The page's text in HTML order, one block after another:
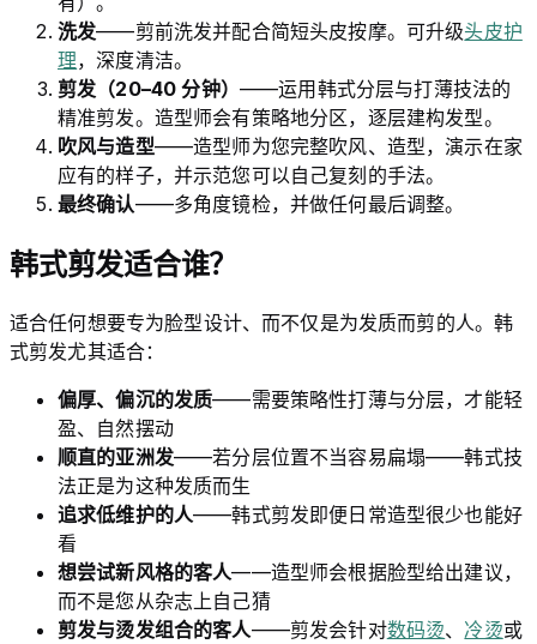
洗发——剪前洗发并配合简短头皮按摩。可升级头皮护
理，深度清洁。
剪发（20–40 分钟） ——运用韩式分层与打薄技法的
精准剪发。造型师会有策略地分区，逐层建构发型。
吹风与造型——造型师为您完整吹风、造型，演示在家
应有的样子，并示范您可以自己复刻的手法。
最终确认——多角度镜检，并做任何最后调整。
韩式剪发适合谁？
适合任何想要专为脸型设计、而不仅是为发质而剪的人。韩
式剪发尤其适合：
偏厚、偏沉的发质——需要策略性打薄与分层，才能轻
盈、自然摆动
顺直的亚洲发——若分层位置不当容易扁塌——韩式技
法正是为这种发质而生
追求低维护的人——韩式剪发即便日常造型很少也能好
看
想尝试新风格的客人——造型师会根据脸型给出建议，
而不是您从杂志上自己猜
剪发与烫发组合的客人——剪发会针对数码烫、 冷烫或